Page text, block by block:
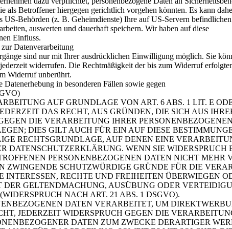
als Betroffener hiergegen gerichtlich vorgehen könnten. Es kann
US-Behörden (z. B. Geheimdienste) Ihre auf US-Servern
auswerten und dauerhaft speichern. Wir haben auf diese
Einfluss.
Datenverarbeitung
sind nur mit Ihrer ausdrücklichen Einwilligung möglich. Sie
widerrufen. Die Rechtmäßigkeit der bis zum Widerruf
Widerruf unberührt.
Datenerhebung in besonderen Fällen sowie gegen
AUF GRUNDLAGE VON ART. 6 ABS. 1 LIT. E
DAS RECHT, AUS GRÜNDEN, DIE SICH AUS
DIE VERARBEITUNG IHRER
DIES GILT AUCH FÜR EIN AUF DIESE
RECHTSGRUNDLAGE, AUF DENEN EINE
DATENSCHUTZERKLÄRUNG. WENN SIE WIDERSPRUCH
PERSONENBEZOGENEN DATEN NICHT MEHR
ZWINGENDE SCHUTZWÜRDIGE GRÜNDE FÜR DIE
INTERESSEN, RECHTE UND FREIHEITEN ÜBERWIEGEN
GELTENDMACHUNG, AUSÜBUNG ODER
NACH ART. 21 ABS. 1 DSGVO).
DATEN VERARBEITET, UM
JEDERZEIT WIDERSPRUCH GEGEN DIE
DATEN ZUM ZWECKE DERARTIGER